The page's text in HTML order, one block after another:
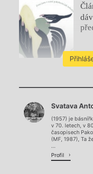
Svatava
(1957) je
v 70. letech, v
časopisech
(MF, 1987), Ta
...
Profil